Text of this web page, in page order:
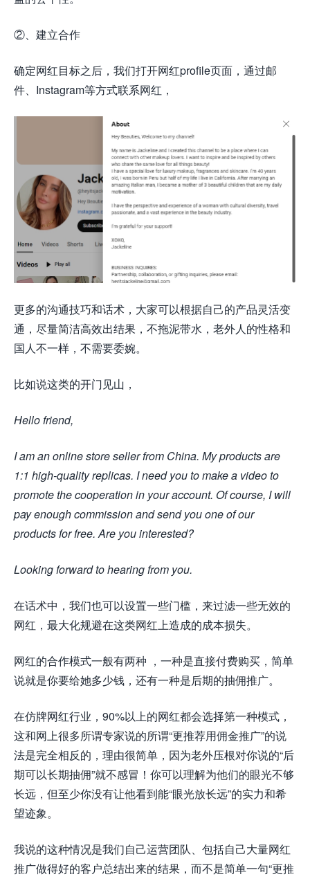
②、建立合作
确定网红目标之后，我们打开网红profile页面，通过邮
件、Instagram等方式联系网红，
更多的沟通技巧和话术，大家可以根据自己的产品灵活变
通，尽量简洁高效出结果，不拖泥带水，老外人的性格和
国人不一样，不需要委婉。
比如说这类的开门见山，
Hello friend,
I am an online store seller from China. My products are
1:1 high-quality replicas. I need you to make a video to
promote the cooperation in your account. Of course, I will
pay enough commission and send you one of our
products for free. Are you interested?
Looking forward to hearing from you.
在话术中，我们也可以设置一些门槛，来过滤一些无效的
网红，最大化规避在这类网红上造成的成本损失。
网红的合作模式一般有两种 ，一种是直接付费购买，简单
说就是你要给她多少钱，还有一种是后期的抽佣推广。
在仿牌网红行业，90%以上的网红都会选择第一种模式，
这和网上很多所谓专家说的所谓“更推荐用佣金推广”的说
法是完全相反的，理由很简单，因为老外压根对你说的“后
期可以长期抽佣”就不感冒！你可以理解为他们的眼光不够
长远，但至少你没有让他看到能“眼光放长远”的实力和希
望迹象。
我说的这种情况是我们自己运营团队、包括自己大量网红
推广做得好的客户总结出来的结果，而不是简单一句“更推